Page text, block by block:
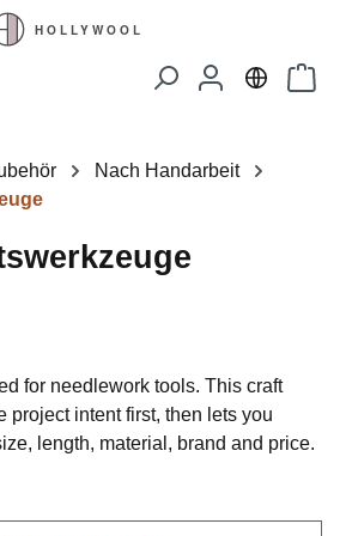
Nach Handarbeit
for needlework tools. This craft
project intent first, then lets you
length, material, brand and price.